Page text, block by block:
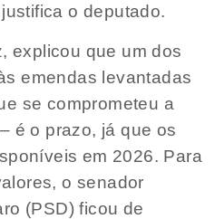
o deputado.
explicou que um dos
emendas levantadas
se comprometeu a
é o prazo, já que os
em 2026. Para
o senador
(PSD) ficou de